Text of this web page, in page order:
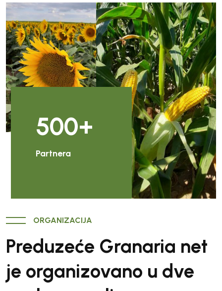
500+
Partnera
ORGANIZACIJA
Preduzeće Granaria net
je organizovano u dve